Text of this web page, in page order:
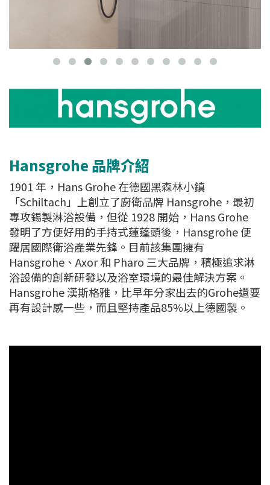
Hansgrohe 品牌介紹
1901 年，Hans Grohe 在德國黑森林小鎮
「Schiltach」上創立了廚衛品牌 Hansgrohe，最初
專攻錫製淋浴設備，但從 1928 開始，Hans Grohe
發明了方便好用的手持式蓮蓬頭後，Hansgrohe 便
躍居國際衛浴產業先鋒。目前該集團擁有
Hansgrohe、Axor 和 Pharo 三大品牌，積極追求淋
浴設備的創新研發以及浴室環境的最佳解決方案。
Hansgrohe 漢斯格雅，比早年分家出去的Grohe還要
再有設計感一些，而且堅持產品85%以上德國製。